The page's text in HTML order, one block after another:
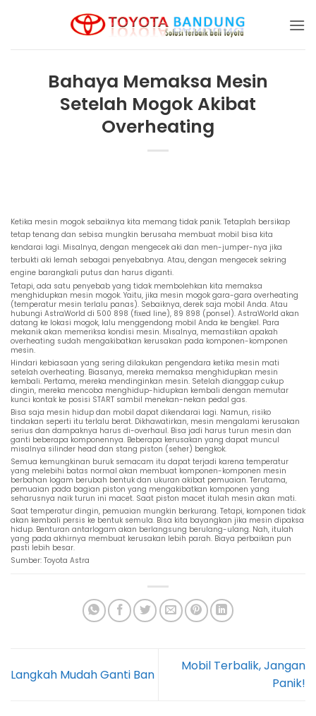
Bahaya Memaksa Mesin
Setelah Mogok Akibat
Overheating
Ketika mesin mogok sebaiknya kita memang tidak panik. Tetaplah bersikap
tetap tenang dan sebisa mungkin berusaha membuat mobil bisa kita
kendarai lagi. Misalnya, dengan mengecek aki dan men-jumper-nya jika
terbukti aki lemah sebagai penyebabnya. Atau, dengan mengecek sekring
engine barangkali putus dan harus diganti.
Tetapi, ada satu penyebab yang tidak membolehkan kita memaksa
menghidupkan mesin mogok. Yaitu, jika mesin mogok gara-gara overheating
(temperatur mesin terlalu panas). Sebaiknya, derek saja mobil Anda. Atau
hubungi AstraWorld di 500 898 (fixed line), 89 898 (ponsel). AstraWorld akan
datang ke lokasi mogok, lalu menggendong mobil Anda ke bengkel. Para
mekanik akan memeriksa kondisi mesin. Misalnya, memastikan apakah
overheating sudah mengakibatkan kerusakan pada komponen-komponen
mesin.
Hindari kebiasaan yang sering dilakukan pengendara ketika mesin mati
setelah overheating. Biasanya, mereka memaksa menghidupkan mesin
kembali. Pertama, mereka mendinginkan mesin. Setelah dianggap cukup
dingin, mereka mencoba menghidup-hidupkan kembali dengan memutar
kunci kontak ke posisi START sambil menekan-nekan pedal gas.
Bisa saja mesin hidup dan mobil dapat dikendarai lagi. Namun, risiko
tindakan seperti itu terlalu berat. Dikhawatirkan, mesin mengalami kerusakan
serius dan dampaknya harus di-overhaul. Bisa jadi harus turun mesin dan
ganti beberapa komponennya. Beberapa kerusakan yang dapat muncul
misalnya silinder head dan stang piston (seher) bengkok.
Semua kemungkinan buruk semacam itu dapat terjadi karena temperatur
yang melebihi batas normal akan membuat komponen-komponen mesin
berbahan logam berubah bentuk dan ukuran akibat pemuaian. Terutama,
pemuaian pada bagian piston yang mengakibatkan komponen yang
seharusnya naik turun ini macet. Saat piston macet itulah mesin akan mati.
Saat temperatur dingin, pemuaian mungkin berkurang. Tetapi, komponen tidak
akan kembali persis ke bentuk semula. Bisa kita bayangkan jika mesin dipaksa
hidup. Benturan antarlogam akan berlangsung berulang-ulang. Nah, itulah
yang pada akhirnya membuat kerusakan lebih parah. Biaya perbaikan pun
pasti lebih besar.
Sumber: Toyota Astra
Langkah Mudah Ganti Ban
Mobil Terbalik, Jangan
Panik!